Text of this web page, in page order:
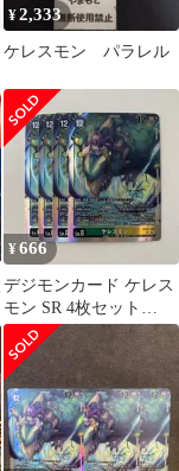
¥2,333
ケレスモン パラレル
¥666
デジモンカード ケレス
モン SR 4枚セット
BT25